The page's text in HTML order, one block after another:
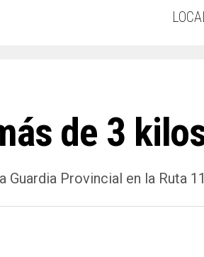
de 3
Provincial en la Ruta